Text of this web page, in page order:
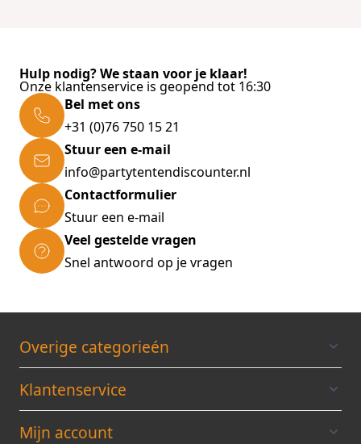
- Spanbanden
- Haringen
- Verbindingsgoot
- Draagtas voor buizen
- 2 zijzeilen met ramen
- 2 volledig dicht zijzeilen
Aantal personen staand - vanaf :
Maximum aantal personen staand:
Aantal personen zittend - vanaf:
Hulp nodig? We staan voor je klaar!
Onze klantenservice is geopend tot 16:30
Bel met ons
+31 (0)76 750 15 21
Stuur een e-mail
info@partytentendiscounter.nl
Contactformulier
Stuur een e-mail
Veel gestelde vragen
Snel antwoord op je vragen
Overige categorieén
Klantenservice
Mijn account